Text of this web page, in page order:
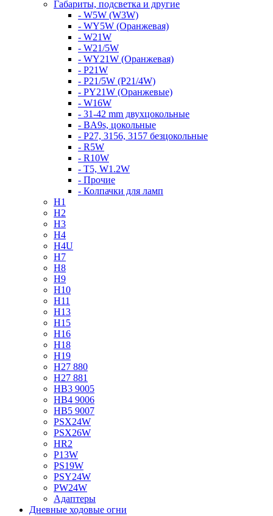
Габариты, подсветка и другие
- W5W (W3W)
- WY5W (Оранжевая)
- W21W
- W21/5W
- WY21W (Оранжевая)
- P21W
- P21/5W (P21/4W)
- PY21W (Оранжевые)
- W16W
- 31-42 mm двухцокольные
- BA9s, цокольные
- P27, 3156, 3157 безцокольные
- R5W
- R10W
- T5, W1.2W
- Прочие
- Колпачки для ламп
H1
H2
H3
H4
H4U
H7
H8
H9
H10
H11
H13
H15
H16
H18
H19
H27 880
H27 881
HB3 9005
HB4 9006
HB5 9007
PSX24W
PSX26W
HR2
P13W
PS19W
PSY24W
PW24W
Адаптеры
Дневные ходовые огни